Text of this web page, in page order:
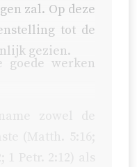
zal. Op deze
tot de
gezien.
goede werken